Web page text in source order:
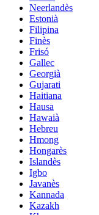
Neerlandès
Estonià
Filipina
Finès
Frisó
Gallec
Georgià
Gujarati
Haitiana
Hausa
Hawaià
Hebreu
Hmong
Hongarès
Islandès
Igbo
Javanès
Kannada
Kazakh